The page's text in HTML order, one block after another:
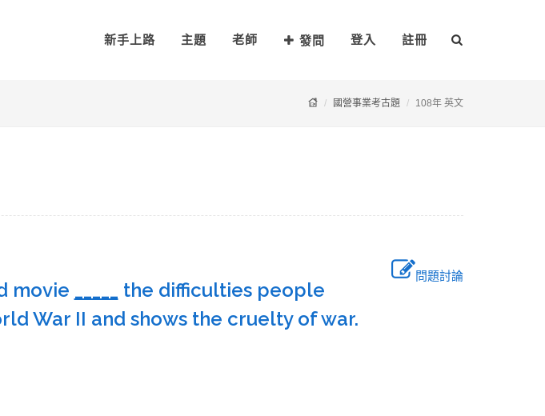
新手上路 主題 老師 發問 登入 註冊
國營事業考古題 108年 英文
問題討論
movie _____ the difficulties people
War II and shows the cruelty of war.